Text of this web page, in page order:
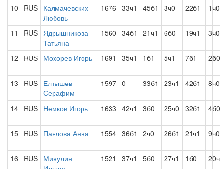
10 RUS Калмачевских
Любовь
1676 33ч1 45б1 3ч0 22б1 1ч0
11 RUS Ядрышникова
Татьяна
1560 34б1 21ч1 6б0 19ч1 3ч0
12 RUS Мохорев Игорь 1691 35ч1 1б1 5ч1 7б1 2б0
13 RUS Елтышев
Серафим
1597 0 33б1 23ч1 42б1 8ч0
14 RUS Немков Игорь 1633 42ч1 3б0 25ч0 32б1 4б0
15 RUS Павлова Анна 1554 36б1 2ч0 26б1 21ч1 9ч0
16 RUS Минулин
1521 37ч1 5б0 27ч1 1б0